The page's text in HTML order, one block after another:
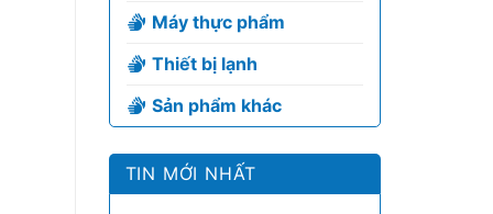
Máy thực phẩm
Thiết bị lạnh
Sản phẩm khác
TIN MỚI NHẤT